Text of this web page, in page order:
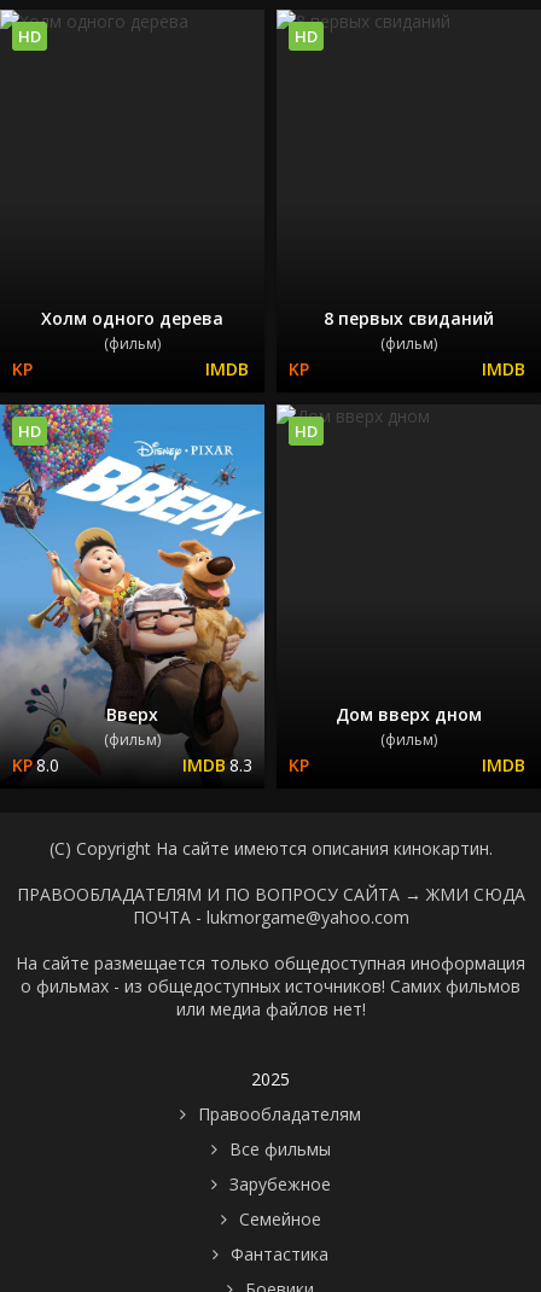
Холм одного дерева
(фильм)
HD
8 первых свиданий
(фильм)
HD
Вверх
(фильм)
8.0 8.3
HD
Дом вверх дном
(фильм)
HD
(C) Copyright На сайте имеются описания кинокартин.
ПРАВООБЛАДАТЕЛЯМ И ПО ВОПРОСУ САЙТА → ЖМИ СЮДА
ПОЧТА - lukmorgame@yahoo.com
На сайте размещается только общедоступная иноформация
о фильмах - из общедоступных источников! Самих фильмов
или медиа файлов нет!
2025
Правообладателям
Все фильмы
Зарубежное
Семейное
Фантастика